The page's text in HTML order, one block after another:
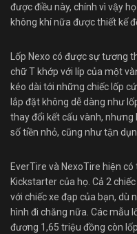
được điều này, chính vì vậy
không khí nữa được thiết kế
Lốp Nexo có được sự tương
chữ T khớp với líp của một
kéo dài tới những chiếc lốp
lắp đặt không dễ dàng như
thay đổi kết cấu vành,
số tiền nhỏ, cũng như tận
EverTire và NexoTire hiện
Kickstarter của họ. Cả 2
với chiếc xe đạp của bạn, dù
hình đi chăng nữa. Các mẫu
đương 1,65 triệu đồng còn